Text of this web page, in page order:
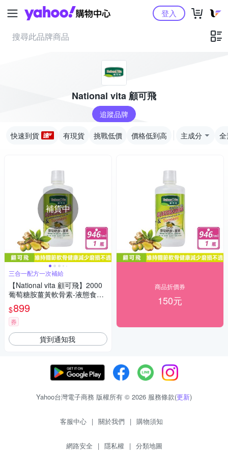
Yahoo購物中心登入
National vita 顧可飛
追蹤品牌
快速到貨 有現貨 挑戰低價 價格低到高 主成分
補貨中
三合一配方一次補給
【National vita 顧可飛】2000
葡萄糖胺薑黃軟骨素-液態食品
(946毫升/瓶)
$899
券
貨到通知我
商品折價券
150元
Yahoo台灣電子商務 版權所有 © 2026 服務條款(更新)
客服中心 | 關於我們 | 購物須知
網路安全 | 隱私權 | 分類地圖